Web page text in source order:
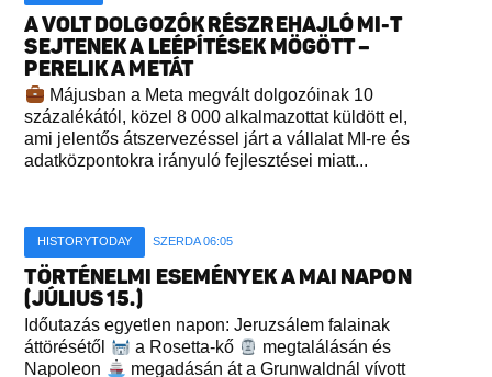
A VOLT DOLGOZÓK RÉSZREHAJLÓ MI-T
SEJTENEK A LEÉPÍTÉSEK MÖGÖTT –
PERELIK A METÁT
Májusban a Meta megvált dolgozóinak 10
százalékától, közel 8 000 alkalmazottat küldött el,
ami jelentős átszervezéssel járt a vállalat MI-re és
adatközpontokra irányuló fejlesztései miatt...
HISTORYTODAY SZERDA 06:05
TÖRTÉNELMI ESEMÉNYEK A MAI NAPON
(JÚLIUS 15.)
Időutazás egyetlen napon: Jeruzsálem falainak
áttörésétől
a Rosetta-kő
megtalálásán és
Napoleon
megadásán át a Grunwaldnál vívott